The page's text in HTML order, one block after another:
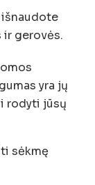
išnaudote
gerovės.
yra jų
rodyti jūsų
sėkmę